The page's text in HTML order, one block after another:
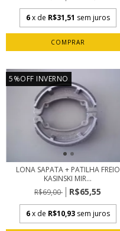
6 x de R$31,51 sem juros
5%OFF INVERNO
LONA SAPATA + PATILHA FREIO
KASINSKI MIR...
R$69,00
R$65,55
6 x de R$10,93 sem juros